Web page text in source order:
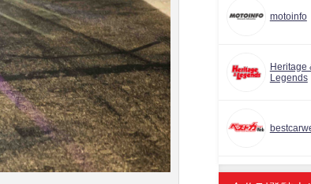
motoinfo
Heritage
Legends